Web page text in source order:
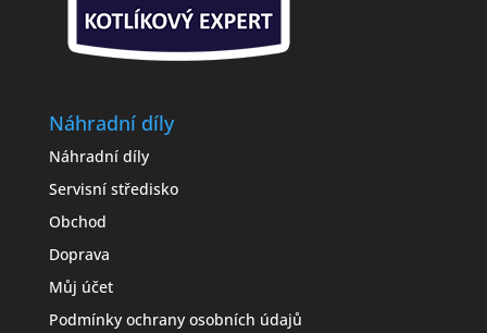
Náhradní díly
Náhradní díly
Servisní středisko
Obchod
Doprava
Můj účet
Podmínky ochrany osobních údajů